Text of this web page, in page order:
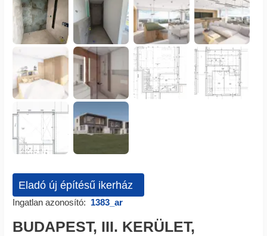
Eladó új építésű ikerház
Ingatlan azonosító: 1383_ar
BUDAPEST, III. KERÜLET,